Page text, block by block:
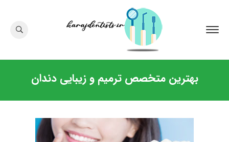
بهترین متخصص ترمیم و زیبایی دندان